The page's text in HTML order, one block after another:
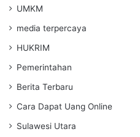
UMKM
media terpercaya
HUKRIM
Pemerintahan
Berita Terbaru
Cara Dapat Uang Online
Sulawesi Utara